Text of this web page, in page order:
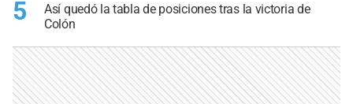
5
Así quedó la tabla de posiciones tras la victoria de
Colón